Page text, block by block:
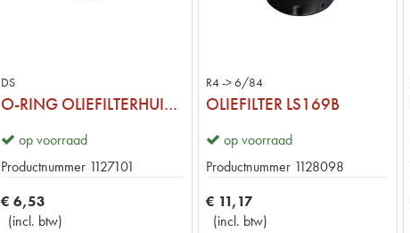
DS
O-RING OLIEFILTERHUIS GROOT
op voorraad
Productnummer 1127101
€ 6,53
(incl. btw)
R4 -> 6/84
OLIEFILTER LS169B
op voorraad
Productnummer 1128098
€ 11,17
(incl. btw)